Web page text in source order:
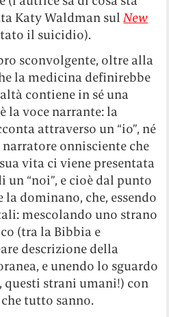
Katy Waldman sulNew
il suicidio).
sconvolgente, oltre alla
la medicina definirebbe
contiene in sé una
la voce narrante: la
attraverso un “io”, né
onnisciente che
vita ci viene presentata
un “noi”, e cioè dal punto
dominano, che, essendo
mescolando uno strano
(tra la Bibbia e
descrizione della
e unendo lo sguardo
strani umani!) con
tutto sanno.